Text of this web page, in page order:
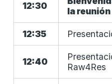
12:30
la
12:35
12:40
Raw4Res